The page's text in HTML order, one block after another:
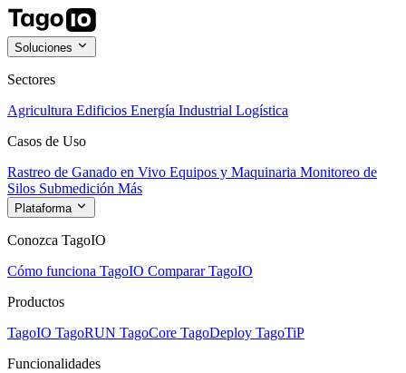
Soluciones
Sectores
Agricultura Edificios Energía Industrial Logística
Casos de Uso
Rastreo de Ganado en Vivo Equipos y Maquinaria Monitoreo de
Silos Submedición Más
Plataforma
Conozca TagoIO
Cómo funciona TagoIO Comparar TagoIO
Productos
TagoIO TagoRUN TagoCore TagoDeploy TagoTiP
Funcionalidades